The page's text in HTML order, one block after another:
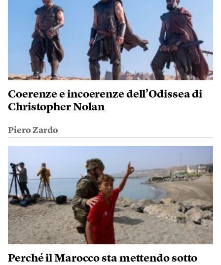
Coerenze e incoerenze dell’Odissea di
Christopher Nolan
Piero Zardo
Perché il Marocco sta mettendo sotto